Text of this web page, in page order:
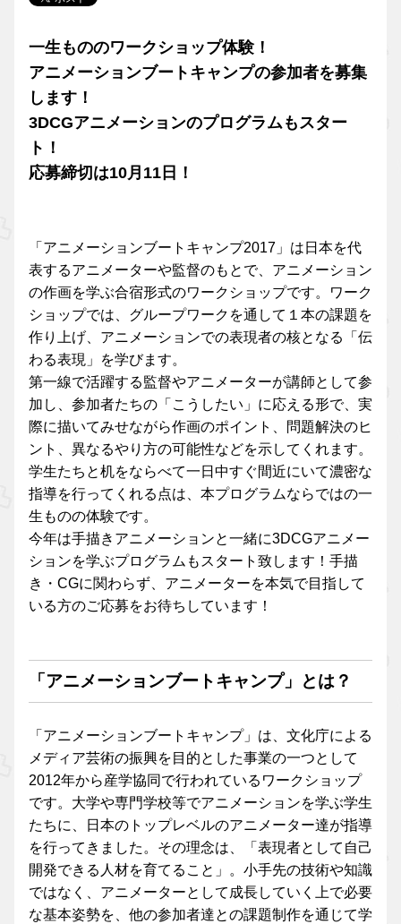
一生もののワークショップ体験！
アニメーションブートキャンプの参加者を募集
します！
3DCGアニメーションのプログラムもスター
ト！
応募締切は10月11日！
「アニメーションブートキャンプ2017」は日本を代
表するアニメーターや監督のもとで、アニメーション
の作画を学ぶ合宿形式のワークショップです。ワーク
ショップでは、グループワークを通して１本の課題を
作り上げ、アニメーションでの表現者の核となる「伝
わる表現」を学びます。
第一線で活躍する監督やアニメーターが講師として参
加し、参加者たちの「こうしたい」に応える形で、実
際に描いてみせながら作画のポイント、問題解決のヒ
ント、異なるやり方の可能性などを示してくれます。
学生たちと机をならべて一日中すぐ間近にいて濃密な
指導を行ってくれる点は、本プログラムならではの一
生ものの体験です。
今年は手描きアニメーションと一緒に3DCGアニメー
ションを学ぶプログラムもスタート致します！手描
き・CGに関わらず、アニメーターを本気で目指して
いる方のご応募をお待ちしています！
「アニメーションブートキャンプ」とは？
「アニメーションブートキャンプ」は、文化庁による
メディア芸術の振興を目的とした事業の一つとして
2012年から産学協同で行われているワークショップ
です。大学や専門学校等でアニメーションを学ぶ学生
たちに、日本のトップレベルのアニメーター達が指導
を行ってきました。その理念は、「表現者として自己
開発できる人材を育てること」。小手先の技術や知識
ではなく、アニメーターとして成長していく上で必要
な基本姿勢を、他の参加者達との課題制作を通じて学